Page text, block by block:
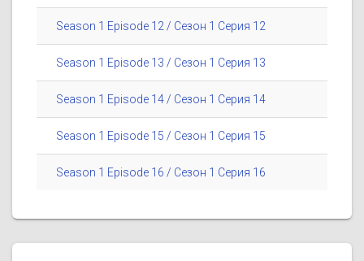
Season 1 Episode 12 / Сезон 1 Серия 12
Season 1 Episode 13 / Сезон 1 Серия 13
Season 1 Episode 14 / Сезон 1 Серия 14
Season 1 Episode 15 / Сезон 1 Серия 15
Season 1 Episode 16 / Сезон 1 Серия 16